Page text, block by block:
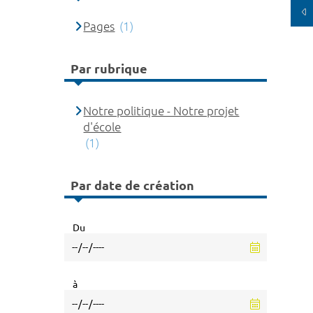
Pages (1)
Par rubrique
Notre politique - Notre projet
d'école
(1)
Par date de création
Du
à